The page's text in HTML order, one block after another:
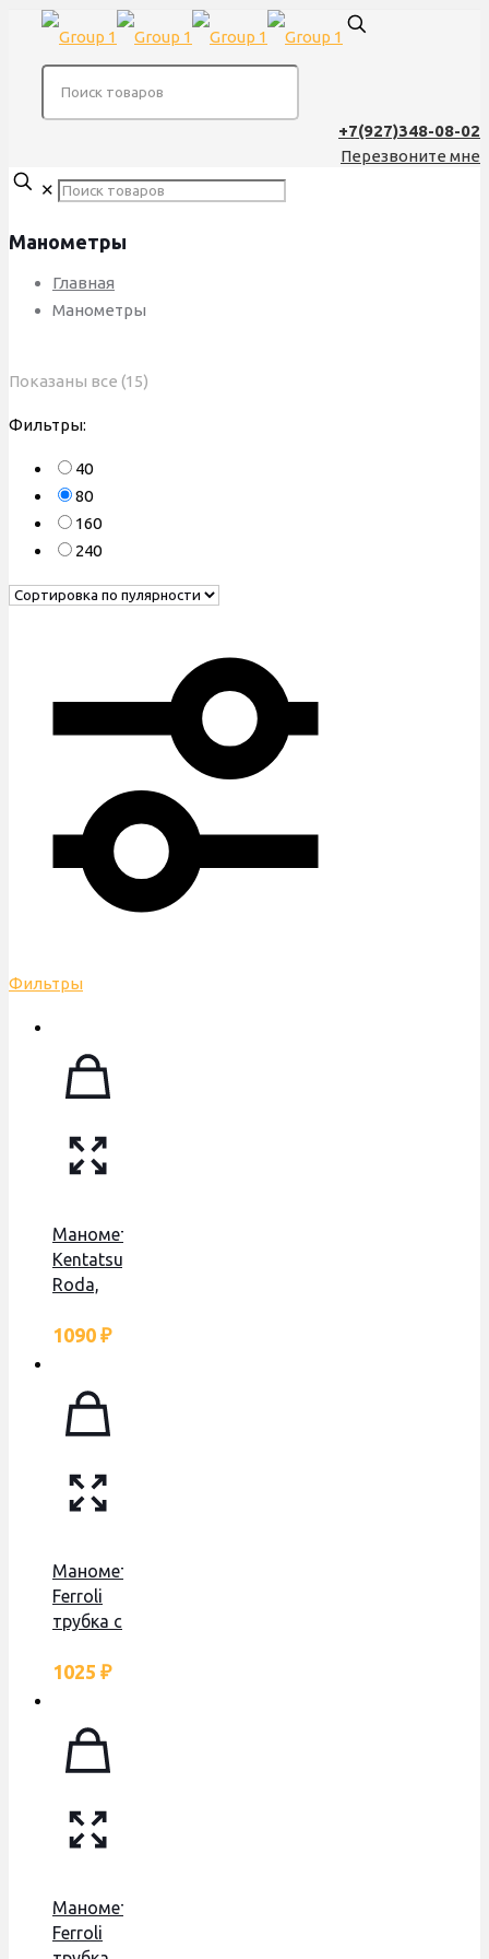
+7(927)348-08-02
Перезвоните мне
✕
Манометры
Главная
Манометры
Показаны все (15)
Фильтры:
40
80
160
240
Фильтры
Манометр
Kentatsu,
Roda,
1090 ₽
Манометр
Ferroli
трубка с
1025 ₽
Манометр
Ferroli